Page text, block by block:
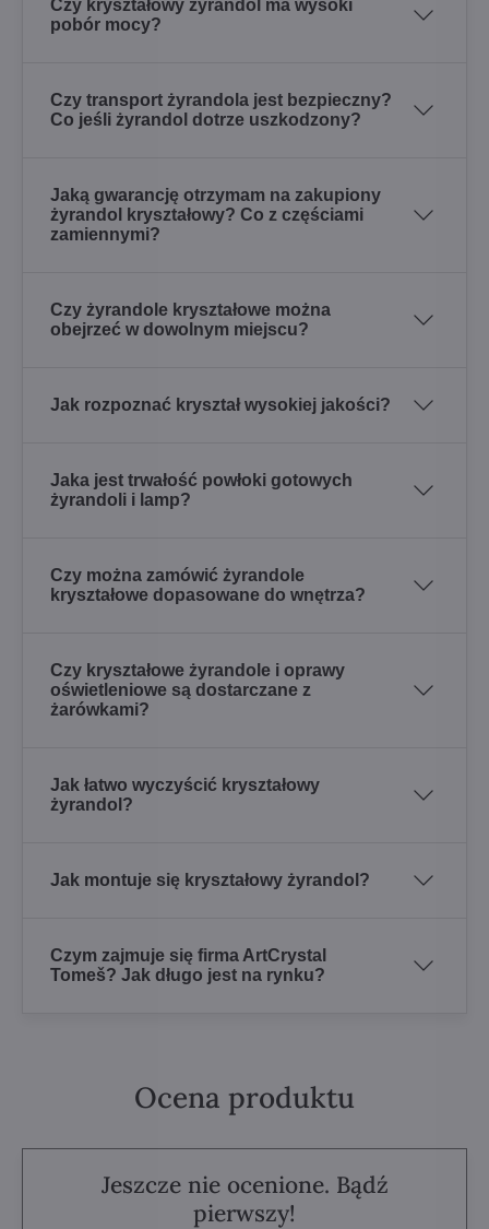
Czy kryształowy żyrandol ma wysoki
pobór mocy?
Czy transport żyrandola jest bezpieczny?
Co jeśli żyrandol dotrze uszkodzony?
Jaką gwarancję otrzymam na zakupiony
żyrandol kryształowy? Co z częściami
zamiennymi?
Czy żyrandole kryształowe można
obejrzeć w dowolnym miejscu?
Jak rozpoznać kryształ wysokiej jakości?
Jaka jest trwałość powłoki gotowych
żyrandoli i lamp?
Czy można zamówić żyrandole
kryształowe dopasowane do wnętrza?
Czy kryształowe żyrandole i oprawy
oświetleniowe są dostarczane z
żarówkami?
Jak łatwo wyczyścić kryształowy
żyrandol?
Jak montuje się kryształowy żyrandol?
Czym zajmuje się firma ArtCrystal
Tomeš? Jak długo jest na rynku?
Ocena produktu
Jeszcze nie ocenione. Bądź
pierwszy!